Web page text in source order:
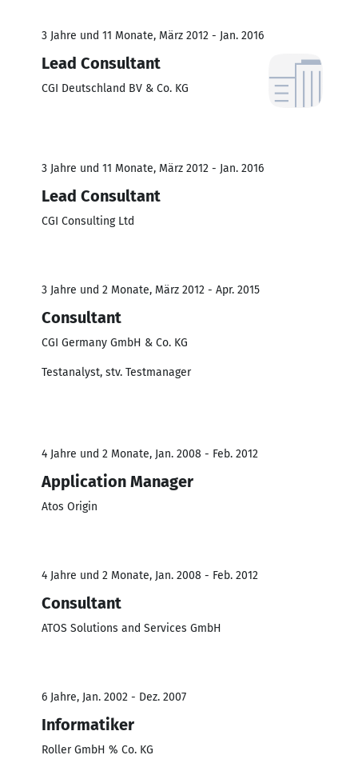
3 Jahre und 11 Monate, März 2012 - Jan. 2016
Lead Consultant
CGI Deutschland BV & Co. KG
3 Jahre und 11 Monate, März 2012 - Jan. 2016
Lead Consultant
CGI Consulting Ltd
3 Jahre und 2 Monate, März 2012 - Apr. 2015
Consultant
CGI Germany GmbH & Co. KG
Testanalyst, stv. Testmanager
4 Jahre und 2 Monate, Jan. 2008 - Feb. 2012
Application Manager
Atos Origin
4 Jahre und 2 Monate, Jan. 2008 - Feb. 2012
Consultant
ATOS Solutions and Services GmbH
6 Jahre, Jan. 2002 - Dez. 2007
Informatiker
Roller GmbH % Co. KG